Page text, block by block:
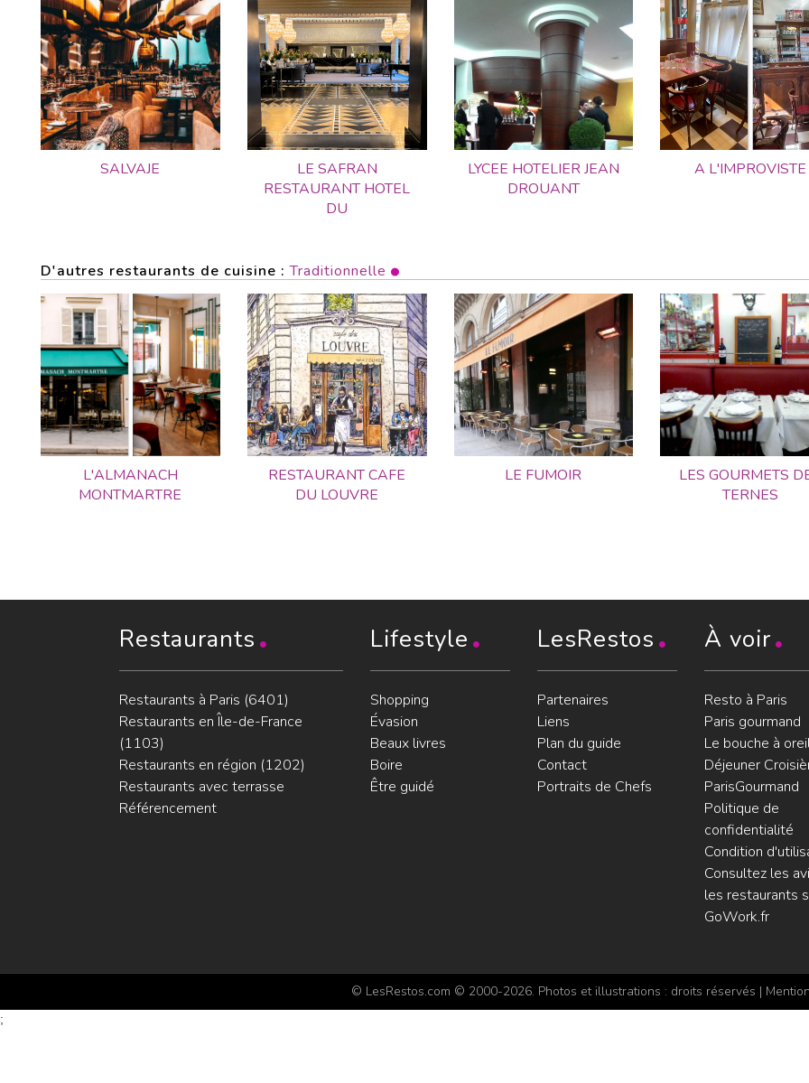
SALVAJE
LE SAFRAN
RESTAURANT HOTEL
DU
LYCEE HOTELIER JEAN
DROUANT
A L'IMPROVISTE
D'autres restaurants de cuisine :Traditionnelle
L'ALMANACH
MONTMARTRE
RESTAURANT CAFE
DU LOUVRE
LE FUMOIR
LES GOURMETS
TERNES
Restaurants
Restaurants à Paris (6401)
Restaurants en Île-de-France
(1103)
Restaurants en région (1202)
Restaurants avec terrasse
Référencement
Lifestyle
Shopping
Évasion
Beaux livres
Boire
Être guidé
LesRestos
Partenaires
Liens
Plan du guide
Contact
Portraits de Chefs
À voir
Resto à Paris
Paris gourmand
Le bouche à
Déjeuner
ParisGourmand
Politique de
confidentialité
Condition
Consultez les
les restaurants
GoWork.fr
© LesRestos.com © 2000-2026. Photos et illustrations : droits réservés |
;